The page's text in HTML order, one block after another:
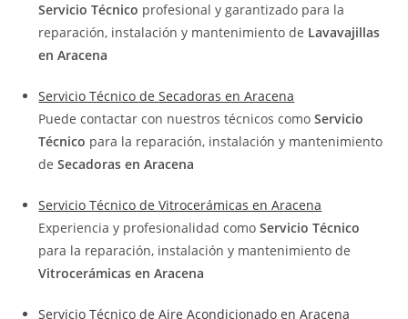
Servicio Técnico profesional y garantizado para la
reparación, instalación y mantenimiento de Lavavajillas
en Aracena
Servicio Técnico de Secadoras en Aracena
Puede contactar con nuestros técnicos comoServicio
Técnico para la reparación, instalación y mantenimiento
deSecadoras en Aracena
Servicio Técnico de Vitrocerámicas en Aracena
Experiencia y profesionalidad comoServicio Técnico
para la reparación, instalación y mantenimiento de
Vitrocerámicas en Aracena
Servicio Técnico de Aire Acondicionado en Aracena